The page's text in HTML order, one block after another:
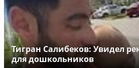
Тигран Салибеков: Увидел
для дошкольников